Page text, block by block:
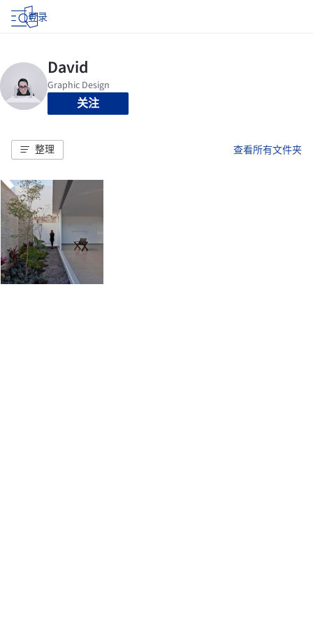
登录
关注
整理 查看所有文件夹